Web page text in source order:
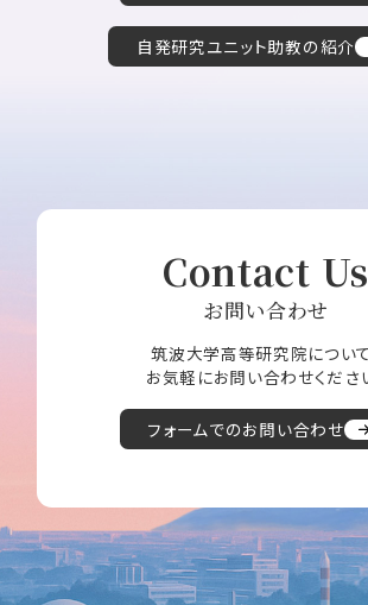
自発研究ユニット助教の紹介
Contact Us
お問い合わせ
筑波大学高等研究院について
お気軽にお問い合わせくださ
フォームでのお問い合わせ